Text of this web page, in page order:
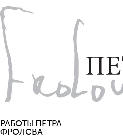
РАБОТЫ ПЕТРА
ФРОЛОВА